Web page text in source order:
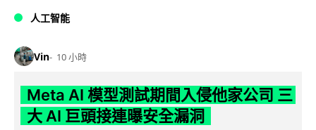
人工智能
Vin 10 小時
Meta AI 模型測試期間入侵他家公司 三
大 AI 巨頭接連曝安全漏洞